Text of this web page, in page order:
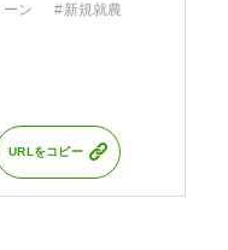
ン
#新規就農
URLをコピー